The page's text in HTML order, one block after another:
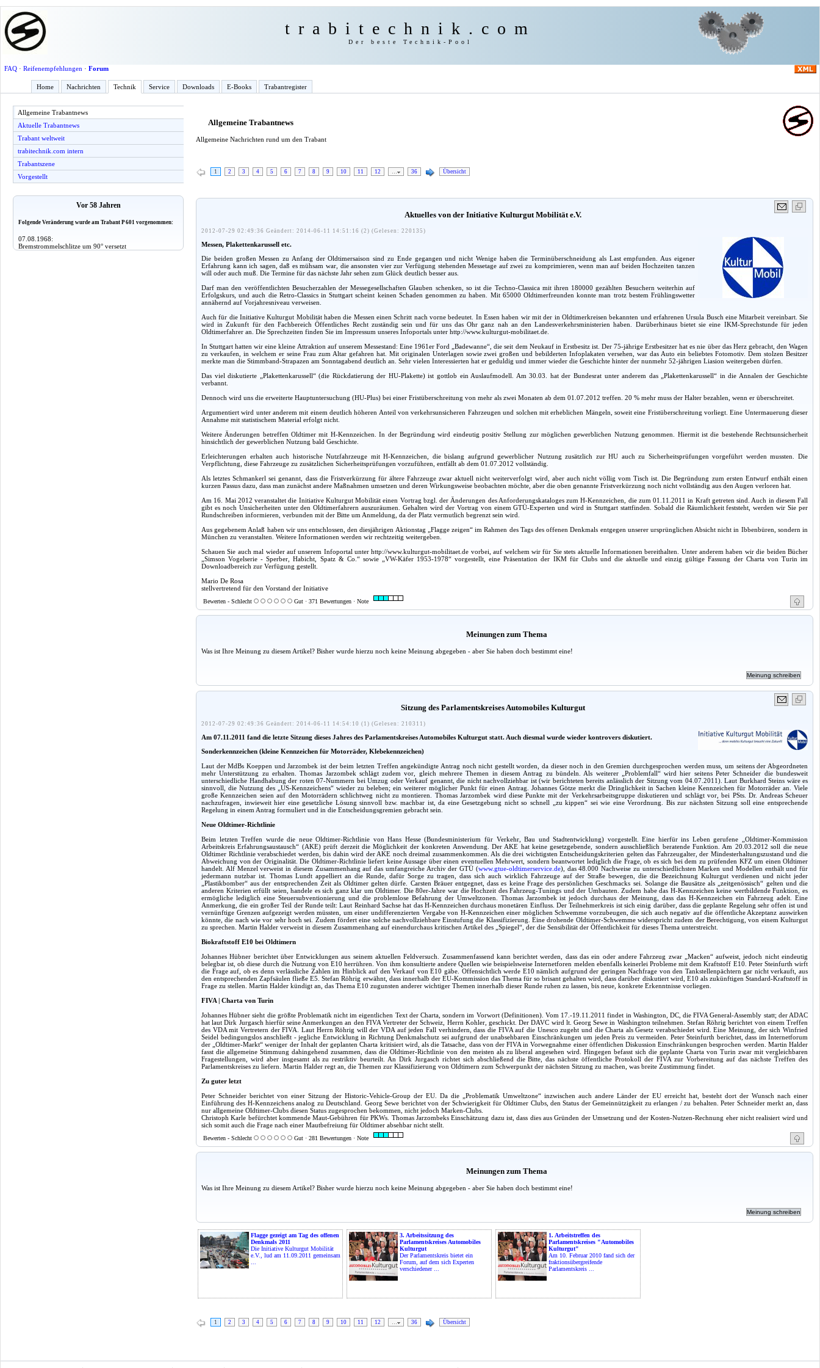
trabitechnik.com
Der beste Technik-Pool
FAQ· Reifenempfehlungen · Forum
Home Nachrichten Technik Service Downloads E-Books Trabantregister
Allgemeine Trabantnews
Aktuelle Trabantnews
Trabant weltweit
trabitechnik.com intern
Trabantszene
Vorgestellt
Vor 58 Jahren
Folgende Veränderung wurde am Trabant P 601 vorgenommen:
07.08.1968:
Bremstrommelschlitze um 90° versetzt
Allgemeine Trabantnews
Allgemeine Nachrichten rund um den Trabant
1 2 3 4 5 6 7 8 9 10 11 12 36 Übersicht
Aktuelles von der Initiative Kulturgut Mobilität e.V.
2012-07-29 02:49:36 Geändert: 2014-06-11 14:51:16 (2) (Gelesen: 220135)
Messen, Plakettenkarussell etc.
Die beiden großen Messen zu Anfang der Oldtimersaison sind zu Ende gegangen und nicht Wenige haben die Terminüberschneidung als Last empfunden. Aus eigener
Erfahrung kann ich sagen, daß es mühsam war, die ansonsten vier zur Verfügung stehenden Messetage auf zwei zu komprimieren, wenn man auf beiden Hochzeiten tanzen
will oder auch muß. Die Termine für das nächste Jahr sehen zum Glück deutlich besser aus.
Darf man den veröffentlichten Besucherzahlen der Messegesellschaften Glauben schenken, so ist die Techno-Classica mit ihren 180000 gezählten Besuchern weiterhin auf
Erfolgskurs, und auch die Retro-Classics in Stuttgart scheint keinen Schaden genommen zu haben. Mit 65000 Oldtimerfreunden konnte man trotz bestem Frühlingswetter
annähernd auf Vorjahresniveau verweisen.
Auch für die Initiative Kulturgut Mobilität haben die Messen einen Schritt nach vorne bedeutet. In Essen haben wir mit der in Oldtimerkreisen bekannten und erfahrenen Ursula Busch eine Mitarbeit vereinbart. Sie
wird in Zukunft für den Fachbereich Öffentliches Recht zuständig sein und für uns das Ohr ganz nah an den Landesverkehrsministerien haben. Darüberhinaus bietet sie eine IKM-Sprechstunde für jeden
Oldtimerfahrer an. Die Sprechzeiten finden Sie im Impressum unseres Infoportals unter http://www.kulturgut-mobilitaet.de.
In Stuttgart hatten wir eine kleine Attraktion auf unserem Messestand: Eine 1961er Ford „Badewanne“, die seit dem Neukauf in Erstbesitz ist. Der 75-jährige Erstbesitzer hat es nie über das Herz gebracht, den Wagen
zu verkaufen, in welchem er seine Frau zum Altar gefahren hat. Mit originalen Unterlagen sowie zwei großen und bebilderten Infoplakaten versehen, war das Auto ein beliebtes Fotomotiv. Dem stolzen Besitzer
merkte man die Stimmband-Strapazen am Sonntagabend deutlich an. Sehr vielen Interessierten hat er geduldig und immer wieder die Geschichte hinter der nunmehr 52-jährigen Liasion weitergeben dürfen.
Das viel diskutierte „Plakettenkarussell“ (die Rückdatierung der HU-Plakette) ist gottlob ein Auslaufmodell. Am 30.03. hat der Bundesrat unter anderem das „Plakettenkarussell“ in die Annalen der Geschichte
verbannt.
Dennoch wird uns die erweiterte Hauptuntersuchung (HU-Plus) bei einer Fristüberschreitung von mehr als zwei Monaten ab dem 01.07.2012 treffen. 20 % mehr muss der Halter bezahlen, wenn er überschreitet.
Argumentiert wird unter anderem mit einem deutlich höheren Anteil von verkehrsunsicheren Fahrzeugen und solchen mit erheblichen Mängeln, soweit eine Fristüberschreitung vorliegt. Eine Untermauerung dieser
Annahme mit statistischem Material erfolgt nicht.
Weitere Änderungen betreffen Oldtimer mit H-Kennzeichen. In der Begründung wird eindeutig positiv Stellung zur möglichen gewerblichen Nutzung genommen. Hiermit ist die bestehende Rechtsunsicherheit
hinsichtlich der gewerblichen Nutzung bald Geschichte.
Erleichterungen erhalten auch historische Nutzfahrzeuge mit H-Kennzeichen, die bislang aufgrund gewerblicher Nutzung zusätzlich zur HU auch zu Sicherheitsprüfungen vorgeführt werden mussten. Die
Verpflichtung, diese Fahrzeuge zu zusätzlichen Sicherheitsprüfungen vorzuführen, entfällt ab dem 01.07.2012 vollständig.
Als letztes Schmankerl sei genannt, dass die Fristverkürzung für ältere Fahrzeuge zwar aktuell nicht weiterverfolgt wird, aber auch nicht völlig vom Tisch ist. Die Begründung zum ersten Entwurf enthält einen
kurzen Passus dazu, dass man zunächst andere Maßnahmen umsetzen und deren Wirkungsweise beobachten möchte, aber die oben genannte Fristverkürzung noch nicht vollständig aus den Augen verloren hat.
Am 16. Mai 2012 veranstaltet die Initiative Kulturgut Mobilität einen Vortrag bzgl. der Änderungen des Anforderungskataloges zum H-Kennzeichen, die zum 01.11.2011 in Kraft getreten sind. Auch in diesem Fall
gibt es noch Unsicherheiten unter den Oldtimerfahrern auszuräumen. Gehalten wird der Vortrag von einem GTÜ-Experten und wird in Stuttgart stattfinden. Sobald die Räumlichkeit feststeht, werden wir Sie per
Rundschreiben informieren, verbunden mit der Bitte um Anmeldung, da der Platz vermutlich begrenzt sein wird.
Aus gegebenem Anlaß haben wir uns entschlossen, den diesjährigen Aktionstag „Flagge zeigen“ im Rahmen des Tags des offenen Denkmals entgegen unserer ursprünglichen Absicht nicht in Ibbenbüren, sondern in
München zu veranstalten. Weitere Informationen werden wir rechtzeitig weitergeben.
Schauen Sie auch mal wieder auf unserem Infoportal unter http://www.kulturgut-mobilitaet.de vorbei, auf welchem wir für Sie stets aktuelle Informationen bereithalten. Unter anderem haben wir die beiden Bücher
„Simson Vogelserie - Sperber, Habicht, Spatz & Co.“ sowie „VW-Käfer 1953-1978“ vorgestellt, eine Präsentation der IKM für Clubs und die aktuelle und einzig gültige Fassung der Charta von Turin im
Downloadbereich zur Verfügung gestellt.
Mario De Rosa
stellvertretend für den Vorstand der Initiative
Bewerten - Schlecht Gut · 371 Bewertungen · Note
Meinungen zum Thema
Was ist Ihre Meinung zu diesem Artikel? Bisher wurde hierzu noch keine Meinung abgegeben - aber Sie haben doch bestimmt eine!
Sitzung des Parlamentskreises Automobiles Kulturgut
2012-07-29 02:49:36 Geändert: 2014-06-11 14:54:10 (1) (Gelesen: 210311)
Am 07.11.2011 fand die letzte Sitzung dieses Jahres des Parlamentskreises Automobiles Kulturgut statt. Auch diesmal wurde wieder kontrovers diskutiert.
Sonderkennzeichen (kleine Kennzeichen für Motorräder, Klebekennzeichen)
Laut der MdBs Koeppen und Jarzombek ist der beim letzten Treffen angekündigte Antrag noch nicht gestellt worden, da dieser noch in den Gremien durchgesprochen werden muss, um seitens der Abgeordneten
mehr Unterstützung zu erhalten. Thomas Jarzombek schlägt zudem vor, gleich mehrere Themen in diesem Antrag zu bündeln. Als weiterer „Problemfall“ wird hier seitens Peter Schneider die bundesweit
unterschiedliche Handhabung der roten 07-Nummern bei Umzug oder Verkauf genannt, die nicht nachvollziehbar ist (wir berichteten bereits anlässlich der Sitzung vom 04.07.2011). Laut Burkhard Steins wäre es
sinnvoll, die Nutzung des „US-Kennzeichens“ wieder zu beleben; ein weiterer möglicher Punkt für einen Antrag. Johannes Götze merkt die Dringlichkeit in Sachen kleine Kennzeichen für Motorräder an. Viele
große Kennzeichen seien auf den Motorrädern schlichtweg nicht zu montieren. Thomas Jarzombek wird diese Punkte mit der Verkehrsarbeitsgruppe diskutieren und schlägt vor, bei PSts. Dr. Andreas Scheuer
nachzufragen, inwieweit hier eine gesetzliche Lösung sinnvoll bzw. machbar ist, da eine Gesetzgebung nicht so schnell „zu kippen“ sei wie eine Verordnung. Bis zur nächsten Sitzung soll eine entsprechende
Regelung in einem Antrag formuliert und in die Entscheidungsgremien gebracht sein.
Neue Oldtimer-Richtlinie
Beim letzten Treffen wurde die neue Oldtimer-Richtlinie von Hans Hesse (Bundesministerium für Verkehr, Bau und Stadtentwicklung) vorgestellt. Eine hierfür ins Leben gerufene „Oldtimer-Kommission
Arbeitskreis Erfahrungsaustausch“ (AKE) prüft derzeit die Möglichkeit der konkreten Anwendung. Der AKE hat keine gesetzgebende, sondern ausschließlich beratende Funktion. Am 20.03.2012 soll die neue
Oldtimer Richtlinie verabschiedet werden, bis dahin wird der AKE noch dreimal zusammenkommen. Als die drei wichtigsten Entscheidungskriterien gelten das Fahrzeugalter, der Mindesterhaltungszustand und die
Abweichung von der Originalität. Die Oldtimer-Richtlinie liefert keine Aussage über einen eventuellen Mehrwert, sondern beantwortet lediglich die Frage, ob es sich bei dem zu prüfenden KFZ um einen Oldtimer
handelt. Alf Menzel verweist in diesem Zusammenhang auf das umfangreiche Archiv der GTÜ (www.gtue-oldtimerservice.de), das 48.000 Nachweise zu unterschiedlichsten Marken und Modellen enthält und für
jedermann nutzbar ist. Thomas Lundt appelliert an die Runde, dafür Sorge zu tragen, dass sich auch wirklich Fahrzeuge auf der Straße bewegen, die die Bezeichnung Kulturgut verdienen und nicht jeder
„Plastikbomber“ aus der entsprechenden Zeit als Oldtimer gelten dürfe. Carsten Bräuer entgegnet, dass es keine Frage des persönlichen Geschmacks sei. Solange die Bausätze als „zeitgenössisch“ gelten und die
anderen Kriterien erfüllt seien, handele es sich ganz klar um Oldtimer. Die 80er-Jahre war die Hochzeit des Fahrzeug-Tunings und der Umbauten. Zudem habe das H-Kennzeichen keine wertbildende Funktion, es
ermögliche lediglich eine Steuersubventionierung und die problemlose Befahrung der Umweltzonen. Thomas Jarzombek ist jedoch durchaus der Meinung, dass das H-Kennzeichen ein Fahrzeug adelt. Eine
Anmerkung, die ein großer Teil der Runde teilt: Laut Reinhard Sachse hat das H-Kennzeichen durchaus monetären Einfluss. Der Teilnehmerkreis ist sich einig darüber, dass die geplante Regelung sehr offen ist und
vernünftige Grenzen aufgezeigt werden müssten, um einer undifferenzierten Vergabe von H-Kennzeichen einer möglichen Schwemme vorzubeugen, die sich auch negativ auf die öffentliche Akzeptanz auswirken
könnte, die nach wie vor sehr hoch sei. Zudem fördert eine solche nachvollziehbare Einstufung die Klassifizierung. Eine drohende Oldtimer-Schwemme widerspricht zudem der Berechtigung, von einem Kulturgut
zu sprechen. Martin Halder verweist in diesem Zusammenhang auf einendurchaus kritischen Artikel des „Spiegel“, der die Sensibilität der Öffentlichkeit für dieses Thema unterstreicht.
Biokraftstoff E10 bei Oldtimern
Johannes Hübner berichtet über Entwicklungen aus seinem aktuellen Feldversuch. Zusammenfassend kann berichtet werden, dass das ein oder andere Fahrzeug zwar „Macken“ aufweist, jedoch nicht eindeutig
belegbar ist, ob diese durch die Nutzung von E10 herrühren. Von ihm konsultierte andere Quellen wie beispielsweise Internetforen melden ebenfalls keinerlei Probleme mit dem Kraftstoff E10. Peter Steinfurth wirft
die Frage auf, ob es denn verlässliche Zahlen im Hinblick auf den Verkauf von E10 gäbe. Offensichtlich werde E10 nämlich aufgrund der geringen Nachfrage von den Tankstellenpächtern gar nicht verkauft, aus
den entsprechenden Zapfsäulen fließe E5. Stefan Röhrig erwähnt, dass innerhalb der EU-Kommission das Thema für so brisant gehalten wird, dass darüber diskutiert wird, E10 als zukünftigen Standard-Kraftstoff in
Frage zu stellen. Martin Halder kündigt an, das Thema E10 zugunsten anderer wichtiger Themen innerhalb dieser Runde ruhen zu lassen, bis neue, konkrete Erkenntnisse vorliegen.
FIVA | Charta von Turin
Johannes Hübner sieht die größte Problematik nicht im eigentlichen Text der Charta, sondern im Vorwort (Definitionen). Vom 17.-19.11.2011 findet in Washington, DC, die FIVA General-Assembly statt; der ADAC
hat laut Dirk Jurgasch hierfür seine Anmerkungen an den FIVA Vertreter der Schweiz, Herrn Kohler, geschickt. Der DAVC wird lt. Georg Sewe in Washington teilnehmen. Stefan Röhrig berichtet von einem Treffen
des VDA mit Vertretern der FIVA. Laut Herrn Röhrig will der VDA auf jeden Fall verhindern, dass die FIVA auf die Unesco zugeht und die Charta als Gesetz verabschiedet wird. Eine Meinung, der sich Winfried
Seidel bedingungslos anschließt - jegliche Entwicklung in Richtung Denkmalschutz sei aufgrund der unabsehbaren Einschränkungen um jeden Preis zu vermeiden. Peter Steinfurth berichtet, dass im Internetforum
der „Oldtimer-Markt“ weniger der Inhalt der geplanten Charta kritisiert wird, als die Tatsache, dass von der FIVA in Vorwegnahme einer öffentlichen Diskussion Einschränkungen besprochen werden. Martin Halder
fasst die allgemeine Stimmung dahingehend zusammen, dass die Oldtimer-Richtlinie von den meisten als zu liberal angesehen wird. Hingegen befasst sich die geplante Charta von Turin zwar mit vergleichbaren
Fragestellungen, wird aber insgesamt als zu restriktiv beurteilt. An Dirk Jurgasch richtet sich abschließend die Bitte, das nächste öffentliche Protokoll der FIVA zur Vorbereitung auf das nächste Treffen des
Parlamentskreises zu liefern. Martin Halder regt an, die Themen zur Klassifizierung von Oldtimern zum Schwerpunkt der nächsten Sitzung zu machen, was breite Zustimmung findet.
Zu guter letzt
Peter Schneider berichtet von einer Sitzung der Historic-Vehicle-Group der EU. Da die „Problematik Umweltzone“ inzwischen auch andere Länder der EU erreicht hat, besteht dort der Wunsch nach einer
Einführung des H-Kennzeichens analog zu Deutschland. Georg Sewe berichtet von der Schwierigkeit für Oldtimer Clubs, den Status der Gemeinnützigkeit zu erlangen / zu behalten. Peter Schneider merkt an, dass
nur allgemeine Oldtimer-Clubs diesen Status zugesprochen bekommen, nicht jedoch Marken-Clubs.
Christoph Karle befürchtet kommende Maut-Gebühren für PKWs. Thomas Jarzombeks Einschätzung dazu ist, dass dies aus Gründen der Umsetzung und der Kosten-Nutzen-Rechnung eher nicht realisiert wird und
sich somit auch die Frage nach einer Mautbefreiung für Oldtimer absehbar nicht stellt.
Bewerten - Schlecht Gut · 281 Bewertungen · Note
Meinungen zum Thema
Was ist Ihre Meinung zu diesem Artikel? Bisher wurde hierzu noch keine Meinung abgegeben - aber Sie haben doch bestimmt eine!
Flagge gezeigt am Tag des offenen
Denkmals 2011
Die Initiative Kulturgut Mobilität
e.V., lud am 11.09.2011 gemeinsam
3. Arbeitssitzung des
Parlamentskreises Automobiles
Kulturgut
Der Parlamentskreis bietet ein
Forum, auf dem sich Experten
verschiedener ...
1. Arbeitstreffen des
Parlamentskreises "Automobiles
Kulturgut"
Am 10. Februar 2010 fand sich der
fraktionsübergreifende
Parlamentskreis ...
1 2 3 4 5 6 7 8 9 10 11 12 … 36 Übersicht